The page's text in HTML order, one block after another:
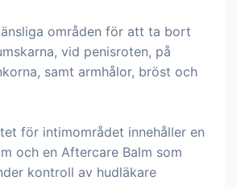
områden för att ta bort
vid penisroten, på
samt armhålor, bröst och
för intimområdet innehåller en
och en Aftercare Balm som
kontroll av hudläkare